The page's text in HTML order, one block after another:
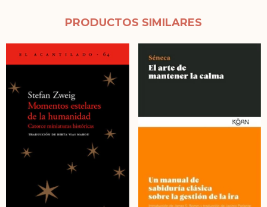
PRODUCTOS SIMILARES